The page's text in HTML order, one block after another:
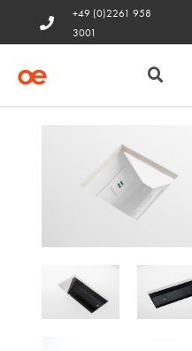
+49 (0)2261 958
3001